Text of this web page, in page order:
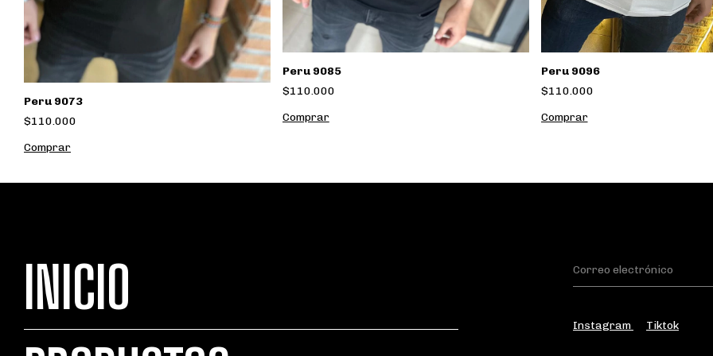
Peru 9073
$110.000
Comprar
Peru 9085
$110.000
Comprar
Peru 9096
$110.000
Comprar
INICIO
Instagram Tiktok